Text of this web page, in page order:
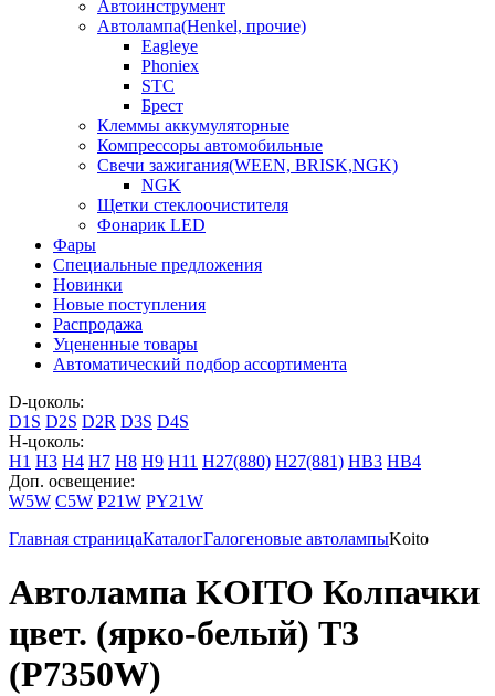
Автоинструмент
Автолампа(Henkel, прочие)
Eagleye
Phoniex
STC
Брест
Клеммы аккумуляторные
Компрессоры автомобильные
Свечи зажигания(WEEN, BRISK,NGK)
NGK
Щетки стеклоочистителя
Фонарик LED
Фары
Специальные предложения
Новинки
Новые поступления
Распродажа
Уцененные товары
Автоматический подбор ассортимента
D-цоколь:
D1S D2S D2R D3S D4S
H-цоколь:
H1 H3 H4 H7 H8 H9 H11 H27(880) H27(881) HB3 HB4
Доп. освещение:
W5W C5W P21W PY21W
Главная страницаКаталогГалогеновые автолампыKoito
Автолампа KOITO Колпачки
цвет. (ярко-белый) T3
(P7350W)